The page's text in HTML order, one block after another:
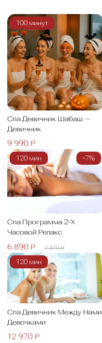
100 минут
Спа Девичник Шабаш —
Девичник
9 990 Р
120 мин -7%
Спа Программа 2-Х
Часовой Релакс
6 890 Р 7 370 Р
120 мин
Спа Девичник Между Нами
Девочками
12 970 Р